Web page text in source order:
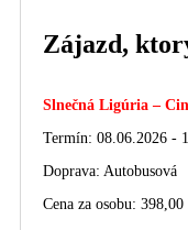
Zájazd,
Slnečná Ligúria –
Termín: 08.06.2026 -
Doprava: Autobusová
Cena za osobu: 398,00